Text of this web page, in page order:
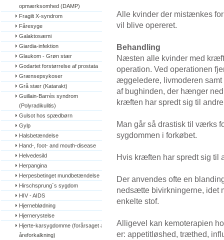
opmærksomhed (DAMP)
Fragilt X-syndrom
Fåresyge
Galaktosæmi
Giardia-infektion
Glaukom - Grøn stær
Godartet forstørrelse af prostata
Grænsepsykoser
Grå stær (Katarakt)
Guillain-Barrès syndrom
(Polyradikulitis)
Gulsot hos spædbørn
Gylp
Halsbetændelse
Hand-, foot- and mouth-disease
Helvedesild
Herpangina
Herpesbetinget mundbetændelse
Hirschsprung`s sygdom
HIV - AIDS
Hjerneblødning
Hjernerystelse
Hjerte-karsygdomme (forårsaget af
åreforkalkning)
Alle kvinder der mistænkes
vil blive opereret.
Behandling
Næsten alle kvinder med
operation. Ved operationen
æggeledere, livmoderen
af bughinden, der hænger
kræften har spredt sig til
Man går så drastisk til værks
sygdommen i forkøbet.
Hvis kræften har spredt sig til
Der anvendes ofte en
nedsætte bivirkningerne, idet
enkelte stof.
Alligevel kan kemoterapien
er: appetitløshed, træthed,